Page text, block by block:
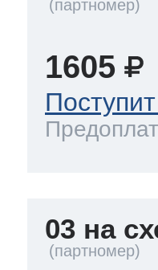
1605
03 на